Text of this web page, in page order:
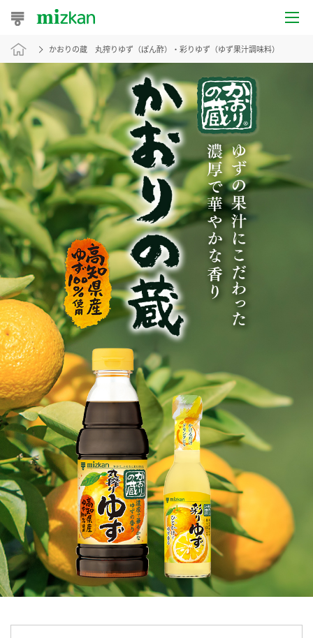
おうちレシピ
おすすめレシピ
レシピ特集
レシピカテゴリ一覧
商品からレシピを探す
レシピ名特集
商品情報
商品カテゴリ
酢
お酢ドリンク ぽん酢
みりん風・料理酒 鍋用調味料
たれ
スープ 中華
新商品一覧
キャンペーン情報
ブランド・スペシャルサイト
ブランド・スペシャルサイト トップ
商品ブランドサイト
Fibee（ファイビー）
くらしプラ酢
カンタン酢
お酢ドリンク
味ぽん
ぽん酢
企業情報
国内事業概要
ミツカングループについて
企業理念
ミツカンを知る
環境への取り組み
採用情報
かおりの蔵 丸搾りゆず（ぽん酢）・彩りゆず（ゆず果汁調味料）